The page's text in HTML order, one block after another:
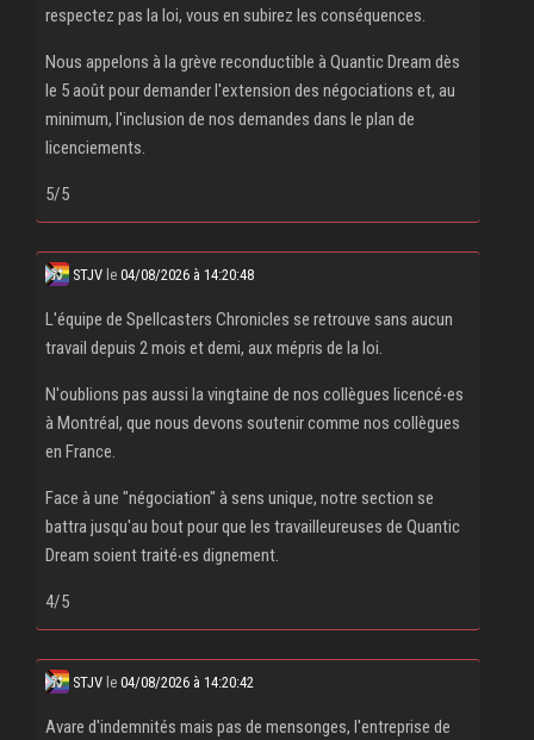
respectez pas la loi, vous en subirez les conséquences.
Nous appelons à la grève reconductible à Quantic Dream dès
le 5 août pour demander l'extension des négociations et, au
minimum, l'inclusion de nos demandes dans le plan de
licenciements.
5/5
STJV le 04/08/2026 à 14:20:48
L'équipe de Spellcasters Chronicles se retrouve sans aucun
travail depuis 2 mois et demi, aux mépris de la loi.
N'oublions pas aussi la vingtaine de nos collègues licencé‧es
à Montréal, que nous devons soutenir comme nos collègues
en France.
Face à une "négociation" à sens unique, notre section se
battra jusqu'au bout pour que les travailleureuses de Quantic
Dream soient traité‧es dignement.
4/5
STJV le 04/08/2026 à 14:20:42
Avare d'indemnités mais pas de mensonges, l'entreprise de